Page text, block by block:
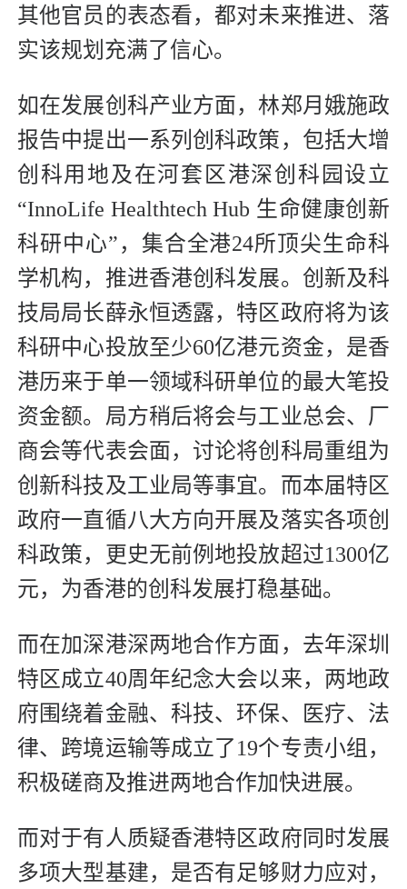
其他官员的表态看，都对未来推进、落
实该规划充满了信心。
如在发展创科产业方面，林郑月娥施政
报告中提出一系列创科政策，包括大增
创科用地及在河套区港深创科园设立
“InnoLife Healthtech Hub 生命健康创新
科研中心”，集合全港24所顶尖生命科
学机构，推进香港创科发展。创新及科
技局局长薛永恒透露，特区政府将为该
科研中心投放至少60亿港元资金，是香
港历来于单一领域科研单位的最大笔投
资金额。局方稍后将会与工业总会、厂
商会等代表会面，讨论将创科局重组为
创新科技及工业局等事宜。而本届特区
政府一直循八大方向开展及落实各项创
科政策，更史无前例地投放超过1300亿
元，为香港的创科发展打稳基础。
而在加深港深两地合作方面，去年深圳
特区成立40周年纪念大会以来，两地政
府围绕着金融、科技、环保、医疗、法
律、跨境运输等成立了19个专责小组，
积极磋商及推进两地合作加快进展。
而对于有人质疑香港特区政府同时发展
多项大型基建，是否有足够财力应对，